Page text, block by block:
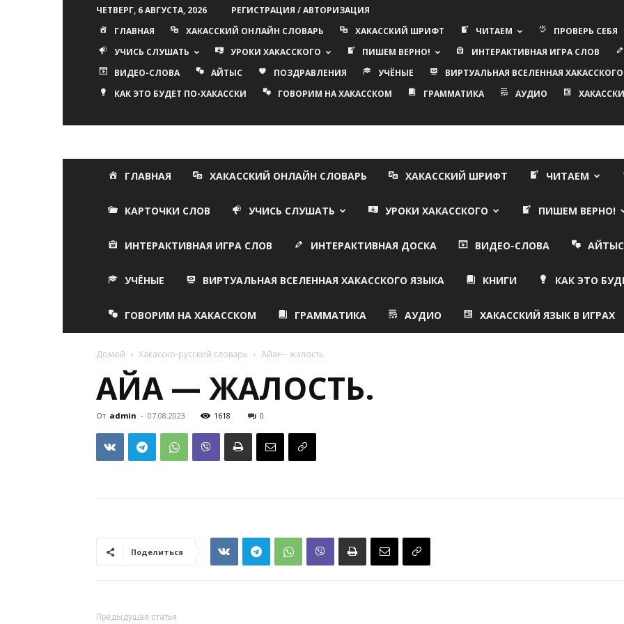
ЧЕТВЕРГ, 6 АВГУСТА, 2026
РЕГИСТРАЦИЯ / АВТОРИЗАЦИЯ
ГЛАВНАЯ
ХАКАССКИЙ ОНЛАЙН СЛОВАРЬ ХАКАССКИЙ ШРИФТ ЧИТАЕМ ПРОВЕРЬ СЕБЯ
УЧИСЬ СЛУШАТЬ
УРОКИ ХАКАССКОГО ПИШЕМ ВЕРНО! ИНТЕРАКТИВНАЯ ИГРА СЛОВ
ВИДЕО-СЛОВА
АЙТЫС ПОЗДРАВЛЕНИЯ УЧЁНЫЕ ВИРТУАЛЬНАЯ ВСЕЛЕННАЯ
КАК ЭТО БУДЕТ ПО-ХАКАССКИ
ГОВОРИМ НА ХАКАССКОМ ГРАММАТИКА АУДИО
ГЛАВНАЯ ХАКАССКИЙ ОНЛАЙН СЛОВАРЬ ХАКАССКИЙ ШРИФТ ЧИТАЕМ
КАРТОЧКИ СЛОВ УЧИСЬ СЛУШАТЬ УРОКИ ХАКАССКОГО ПИШЕМ ВЕРНО!
ИНТЕРАКТИВНАЯ ИГРА СЛОВ ИНТЕРАКТИВНАЯ ДОСКА ВИДЕО-СЛОВА АЙТЫС
УЧЁНЫЕ ВИРТУАЛЬНАЯ ВСЕЛЕННАЯ ХАКАССКОГО ЯЗЫКА КНИГИ КАК ЭТО
ГОВОРИМ НА ХАКАССКОМ ГРАММАТИКА АУДИО ХАКАССКИЙ ЯЗЫК В ИГРАХ
Домой Хакасско-русский словарь Айағ — жалость.
АЙАҒ — ЖАЛОСТЬ.
От admin - 07.08.2023 1618 0
Поделиться
Предыдущая статья